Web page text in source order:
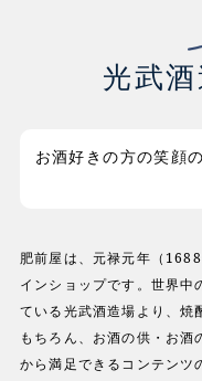
光武
お酒好きの方の笑顔
肥前屋は、元禄元年（
インショップです。世界中
ている光武酒造場より、焼
もちろん、お酒の供・お
から満足できるコンテンツ